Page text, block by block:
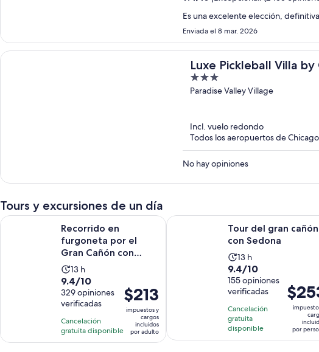
Es una excelente elección,
Enviada el 8 mar. 2026
Luxe Pickleball Villa
3
out
Paradise Valley Village
Incl. vuelo redondo
Todos los aeropuertos de
No hay opiniones
Tours y excursiones de un día
Recorrido en
furgoneta por el
Gran Cañón con
Sedona y Oak Creek
Canyon
La
actividad
dura
13
horas
13 h
9.4
de
10
con
329
opiniones
9.4/10
329 opiniones
verificadas
Cancelación
gratuita disponible
El
precio
es
de
$213.
$213
impuestos y
cargos
incluidos
por adulto
Recorrido en furgoneta por el Gran Cañón con Sedona y Oak Creek
Tour del gran cañón
con Sedona
La
actividad
dura
13
horas
13 h
9.4
de
10
con
155
opiniones
9.4/10
155 opiniones
verificadas
Cancelación
gratuita
disponible
El
precio
es
de
$253.
por
Tour del gran cañón con Sedona